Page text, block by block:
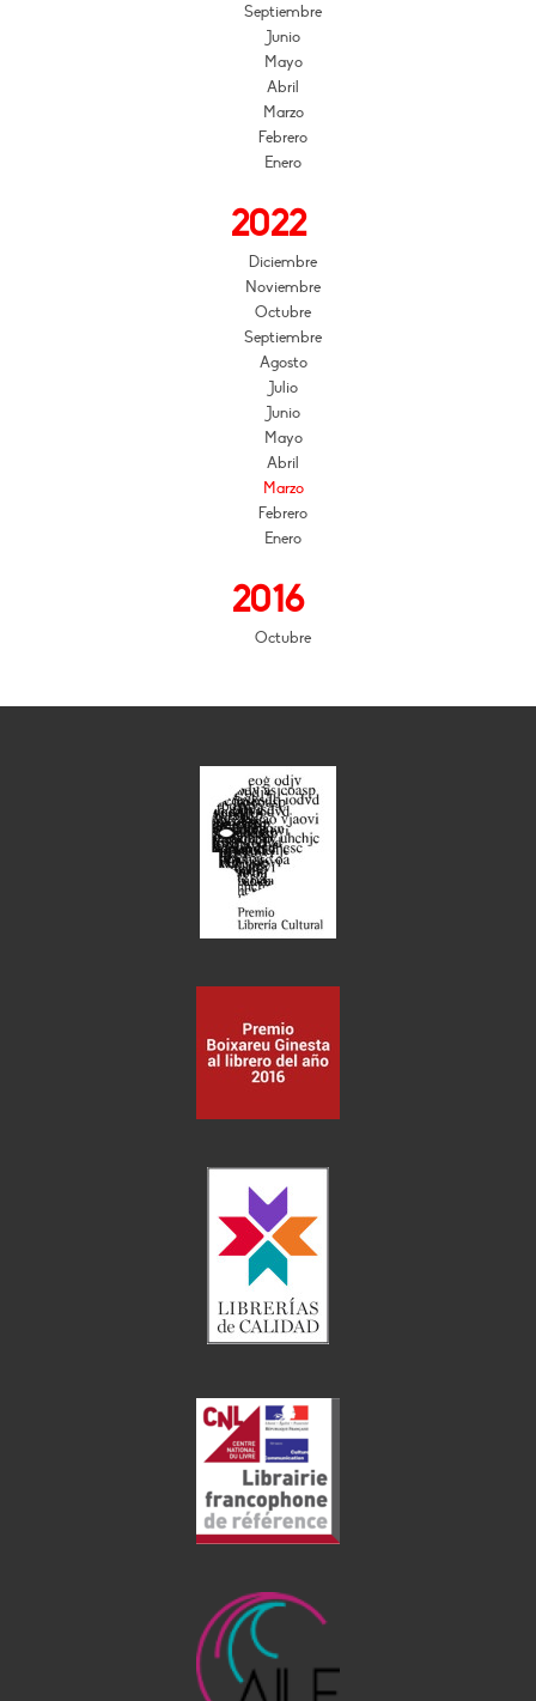
Septiembre
Junio
Mayo
Abril
Marzo
Febrero
Enero
2022
Diciembre
Noviembre
Octubre
Septiembre
Agosto
Julio
Junio
Mayo
Abril
Marzo
Febrero
Enero
2016
Octubre